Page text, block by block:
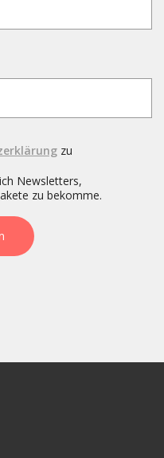
zu
Newsletters,
zu bekomme.